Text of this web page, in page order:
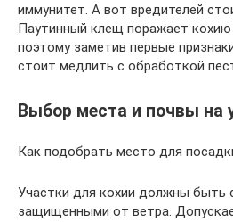
иммунитет. А вот вредителей
Паутинный клещ поражает
поэтому заметив первые
стоит медлить с обработкой
Выбор места и почвы на
Как подобрать место для
Участки для кохии должны быть
защищенными от ветра.